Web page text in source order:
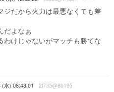
ジだから火力は最悪なくても差
だよなぁ
わけじゃないがマッチも勝てな
(水) 08:43:01 2f735@8b195